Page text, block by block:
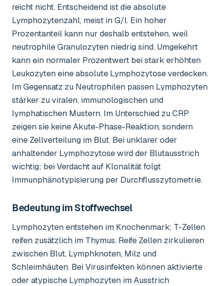
reicht nicht. Entscheidend ist die absolute
Lymphozytenzahl, meist in G/l. Ein hoher
Prozentanteil kann nur deshalb entstehen, weil
neutrophile Granulozyten niedrig sind. Umgekehrt
kann ein normaler Prozentwert bei stark erhöhten
Leukozyten eine absolute Lymphozytose verdecken.
Im Gegensatz zu Neutrophilen passen Lymphozyten
stärker zu viralen, immunologischen und
lymphatischen Mustern. Im Unterschied zu CRP
zeigen sie keine Akute-Phase-Reaktion, sondern
eine Zellverteilung im Blut. Bei unklarer oder
anhaltender Lymphozytose wird der Blutausstrich
wichtig; bei Verdacht auf Klonalität folgt
Immunphänotypisierung per Durchflusszytometrie.
Bedeutung im Stoffwechsel
Lymphozyten entstehen im Knochenmark; T-Zellen
reifen zusätzlich im Thymus. Reife Zellen zirkulieren
zwischen Blut, Lymphknoten, Milz und
Schleimhäuten. Bei Virusinfekten können aktivierte
oder atypische Lymphozyten im Ausstrich